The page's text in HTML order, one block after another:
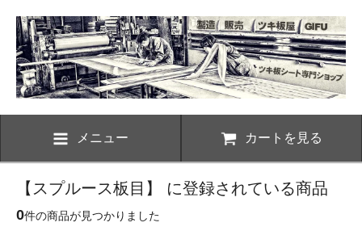
メニュー カートを見る
【スプルース板目】 に登録されている商品
0件の商品が見つかりました